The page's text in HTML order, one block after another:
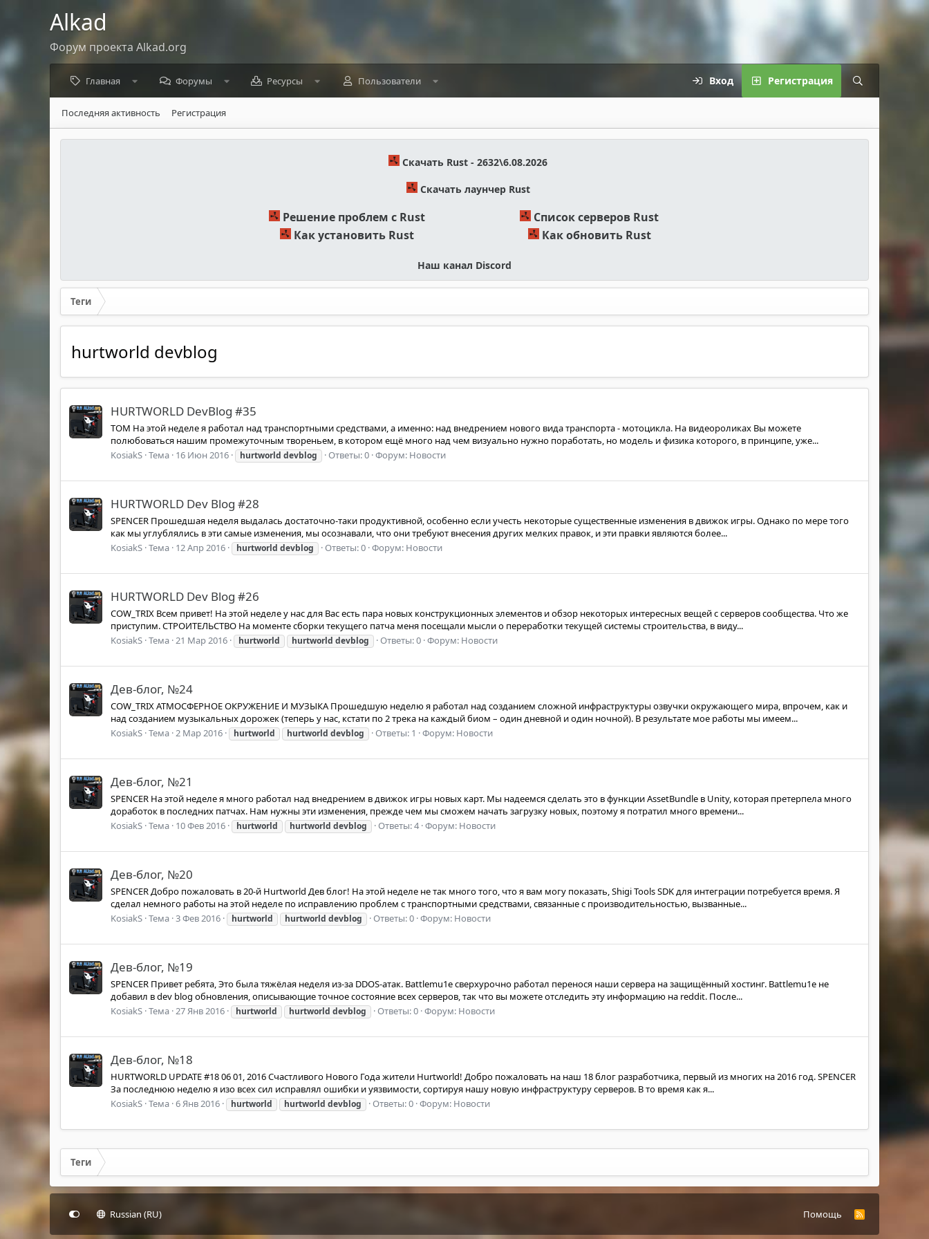
Alkad
Форум проекта Alkad.org
Главная Форумы Ресурсы Пользователи Вход Регистрация
Последняя активность Регистрация
Скачать Rust - 2632\6.08.2026
Скачать лаунчер Rust
Решение проблем с Rust
Список серверов Rust
Как установить Rust
Как обновить Rust
Наш канал Discord
Теги
hurtworld devblog
HURTWORLD DevBlog #35
TOM На этой неделе я работал над транспортными средствами, а именно: над внедрением нового вида транспорта - мотоцикла. На видеороликах Вы можете
полюбоваться нашим промежуточным твореньем, в котором ещё много над чем визуально нужно поработать, но модель и физика которого, в принципе, уже...
KosiakS Тема 16 Июн 2016 hurtworld devblog Ответы: 0 Форум: Новости
HURTWORLD Dev Blog #28
SPENCER Прошедшая неделя выдалась достаточно-таки продуктивной, особенно если учесть некоторые существенные изменения в движок игры. Однако по мере того
как мы углублялись в эти самые изменения, мы осознавали, что они требуют внесения других мелких правок, и эти правки являются более...
KosiakS Тема 12 Апр 2016 hurtworld devblog Ответы: 0 Форум: Новости
HURTWORLD Dev Blog #26
COW_TRIX Всем привет! На этой неделе у нас для Вас есть пара новых конструкционных элементов и обзор некоторых интересных вещей с серверов сообщества. Что же
приступим. СТРОИТЕЛЬСТВО На моменте сборки текущего патча меня посещали мысли о переработки текущей системы строительства, в виду...
KosiakS Тема 21 Мар 2016 hurtworld hurtworld devblog Ответы: 0 Форум: Новости
Дев-блог, №24
COW_TRIX АТМОСФЕРНОЕ ОКРУЖЕНИЕ И МУЗЫКА Прошедшую неделю я работал над созданием сложной инфраструктуры озвучки окружающего мира, впрочем, как и
над созданием музыкальных дорожек (теперь у нас, кстати по 2 трека на каждый биом – один дневной и один ночной). В результате мое работы мы имеем...
KosiakS Тема 2 Мар 2016 hurtworld hurtworld devblog Ответы: 1 Форум: Новости
Дев-блог, №21
SPENCER На этой неделе я много работал над внедрением в движок игры новых карт. Мы надеемся сделать это в функции AssetBundle в Unity, которая претерпела много
доработок в последних патчах. Нам нужны эти изменения, прежде чем мы сможем начать загрузку новых, поэтому я потратил много времени...
KosiakS Тема 10 Фев 2016 hurtworld hurtworld devblog Ответы: 4 Форум: Новости
Дев-блог, №20
SPENCER Добро пожаловать в 20-й Hurtworld Дев блог! На этой неделе не так много того, что я вам могу показать, Shigi Tools SDK для интеграции потребуется время. Я
сделал немного работы на этой неделе по исправлению проблем с транспортными средствами, связанные с производительностью, вызванные...
KosiakS Тема 3 Фев 2016 hurtworld hurtworld devblog Ответы: 0 Форум: Новости
Дев-блог, №19
SPENCER Привет ребята, Это была тяжёлая неделя из-за DDOS-атак. Battlemu1e сверхурочно работал перенося наши сервера на защищённый хостинг. Battlemu1e не
добавил в dev blog обновления, описывающие точное состояние всех серверов, так что вы можете отследить эту информацию на reddit. После...
KosiakS Тема 27 Янв 2016 hurtworld hurtworld devblog Ответы: 0 Форум: Новости
Дев-блог, №18
HURTWORLD UPDATE #18 06 01, 2016 Счастливого Нового Года жители Hurtworld! Добро пожаловать на наш 18 блог разработчика, первый из многих на 2016 год. SPENCER
За последнюю неделю я изо всех сил исправлял ошибки и уязвимости, сортируя нашу новую инфраструктуру серверов. В то время как я...
KosiakS Тема 6 Янв 2016 hurtworld hurtworld devblog Ответы: 0 Форум: Новости
Теги
Russian (RU) Помощь
R
S